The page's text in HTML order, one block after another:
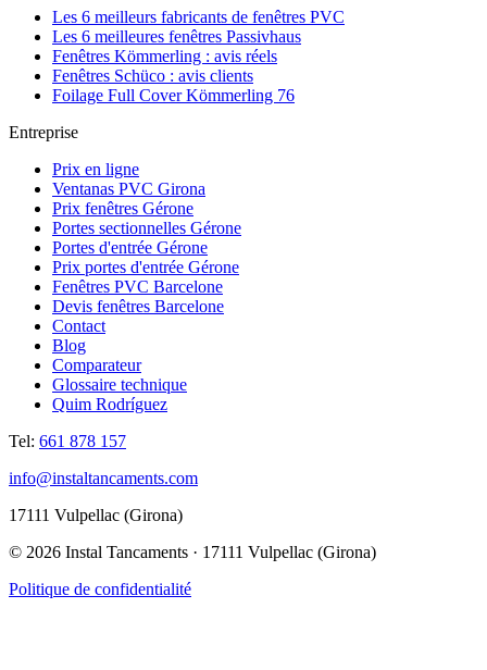
Les 6 meilleurs fabricants de fenêtres PVC
Les 6 meilleures fenêtres Passivhaus
Fenêtres Kömmerling : avis réels
Fenêtres Schüco : avis clients
Foilage Full Cover Kömmerling 76
Entreprise
Prix en ligne
Ventanas PVC Girona
Prix fenêtres Gérone
Portes sectionnelles Gérone
Portes d'entrée Gérone
Prix portes d'entrée Gérone
Fenêtres PVC Barcelone
Devis fenêtres Barcelone
Contact
Blog
Comparateur
Glossaire technique
Quim Rodríguez
Tel: 661 878 157
info@instaltancaments.com
17111 Vulpellac (Girona)
© 2026 Instal Tancaments · 17111 Vulpellac (Girona)
Politique de confidentialité